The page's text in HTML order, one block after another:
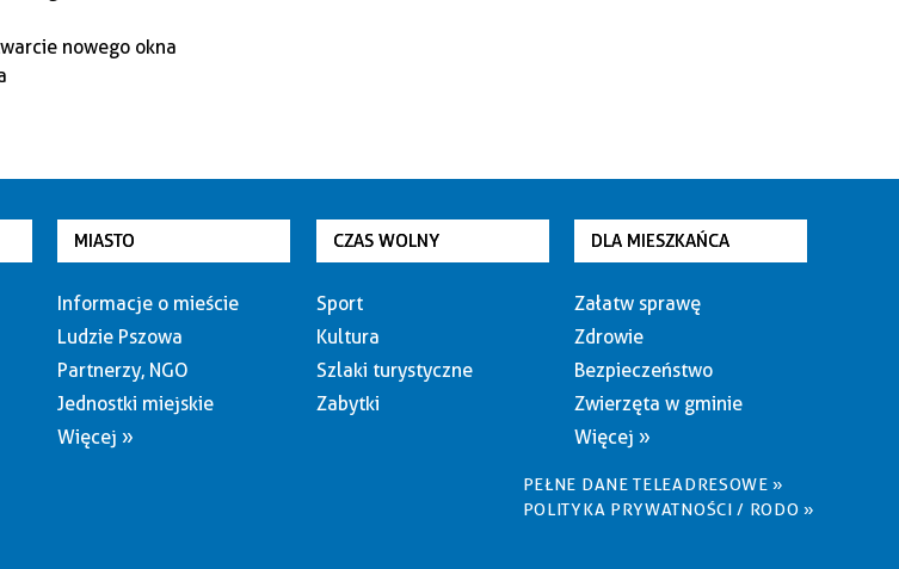
MIASTO
Informacje o mieście
Ludzie Pszowa
Partnerzy, NGO
Jednostki miejskie
Więcej »
CZAS WOLNY
Sport
Kultura
Szlaki turystyczne
Zabytki
DLA MIESZKAŃCA
Załatw sprawę
Zdrowie
Bezpieczeństwo
Zwierzęta w gminie
Więcej »
PEŁNE DANE TELEADRESOWE »
POLITYKA PRYWATNOŚCI / RODO »